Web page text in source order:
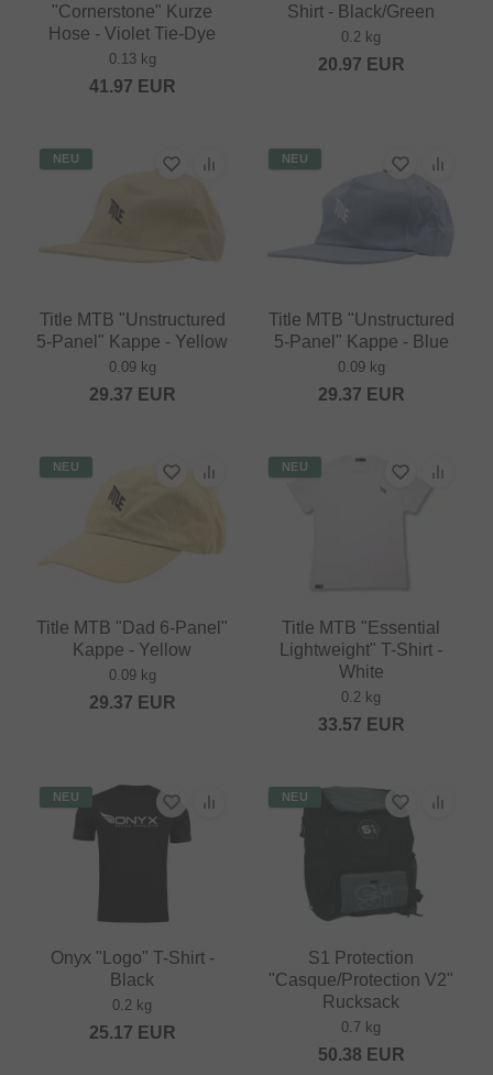
"Cornerstone" Kurze
Hose - Violet Tie-Dye
0.13 kg
41.97 EUR
Shirt - Black/Green
0.2 kg
20.97 EUR
NEU
Title MTB "Unstructured
5-Panel" Kappe - Yellow
0.09 kg
29.37 EUR
NEU
Title MTB "Unstructured
5-Panel" Kappe - Blue
0.09 kg
29.37 EUR
NEU
Title MTB "Dad 6-Panel"
Kappe - Yellow
0.09 kg
29.37 EUR
NEU
Title MTB "Essential
Lightweight" T-Shirt -
White
0.2 kg
33.57 EUR
NEU
Onyx "Logo" T-Shirt -
Black
0.2 kg
25.17 EUR
NEU
S1 Protection
"Casque/Protection V2"
Rucksack
0.7 kg
50.38 EUR